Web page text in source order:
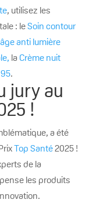
, utilisez les
: leSoin contour
anti lumière
laCrème nuit
.
jury au
!
a été
Top Santé2025 !
de la
les produits